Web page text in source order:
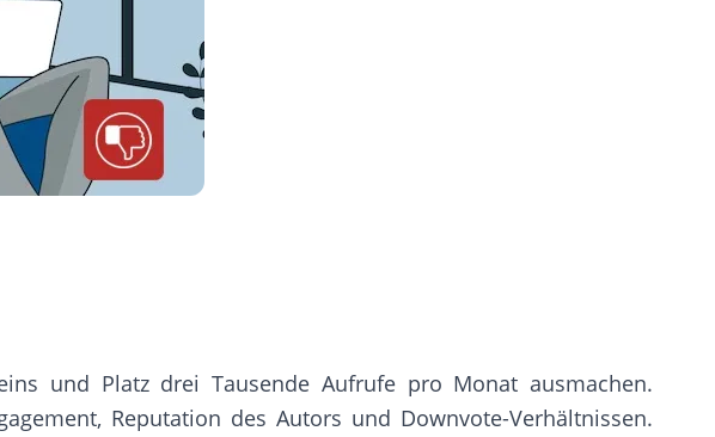
und Platz drei Tausende Aufrufe pro Monat ausmachen.
Reputation des Autors und Downvote-Verhältnissen.